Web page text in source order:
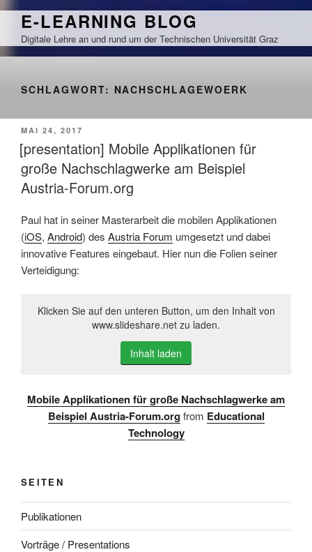
Zum
springen
E-LEARNING BLOG
Digitale Lehre an und rund um der Technischen Universität Graz
SCHLAGWORT: NACHSCHLAGEWOERK
VERÖFFENTLICHT
AM
MAI 24, 2017
[presentation] Mobile Applikationen für
große Nachschlagwerke am Beispiel
Austria-Forum.org
Paul hat in seiner Masterarbeit die mobilen Applikationen
(iOS, Android) des Austria Forum umgesetzt und dabei
innovative Features eingebaut. Hier nun die Folien seiner
Verteidigung:
Klicken Sie auf den unteren Button, um den Inhalt von
www.slideshare.net zu laden.
Inhalt laden
Mobile Applikationen für große Nachschlagwerke am
Beispiel Austria-Forum.org from Educational
Technology
SEITEN
Publikationen
Vorträge / Presentations